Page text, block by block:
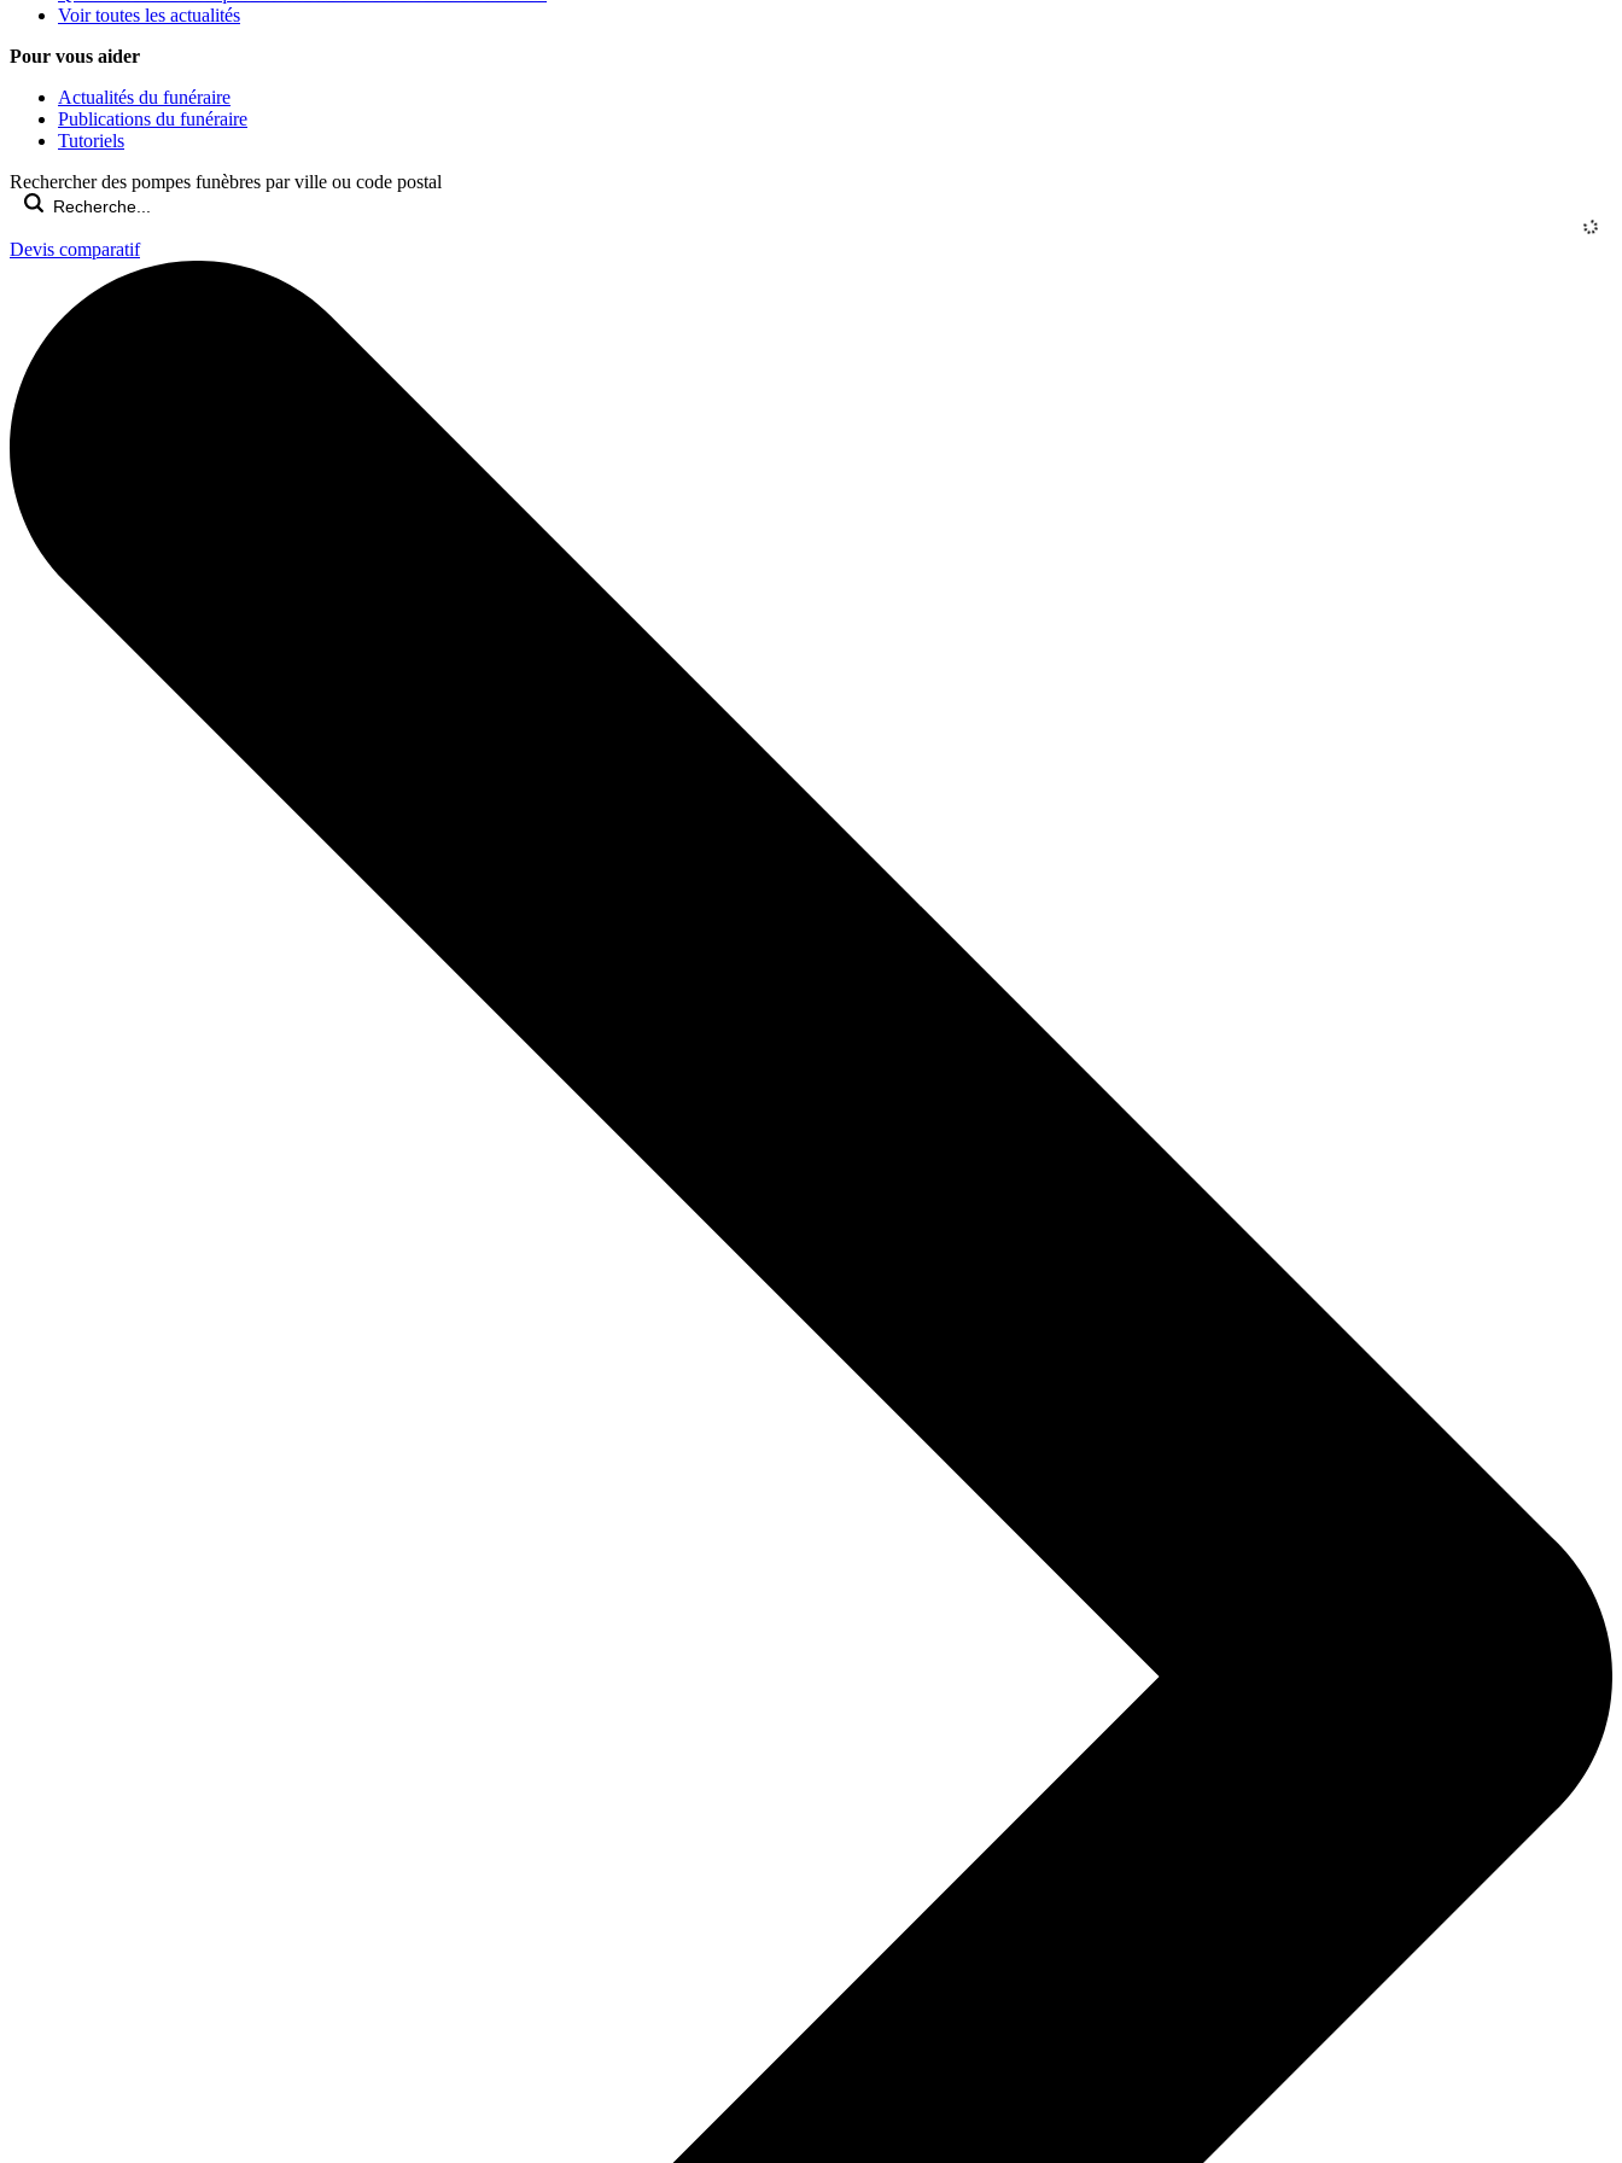
Voir toutes les actualités
Pour vous aider
Actualités du funéraire
Publications du funéraire
Tutoriels
Rechercher des pompes funèbres par ville ou code postal
Devis comparatif